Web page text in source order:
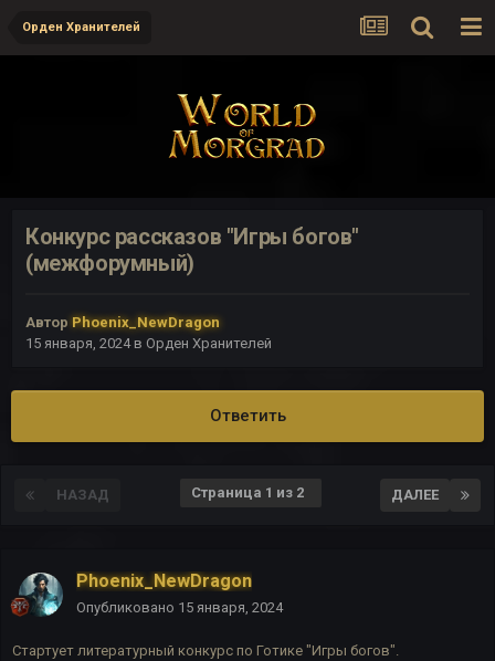
Орден Хранителей
Конкурс рассказов "Игры богов"
(межфорумный)
Автор Phoenix_NewDragon
15 января, 2024в Орден Хранителей
Ответить
НАЗАД ДАЛЕЕ
Страница 1 из 2
Phoenix_NewDragon
Опубликовано 15 января, 2024
Стартует литературный конкурс по Готике "Игры богов".